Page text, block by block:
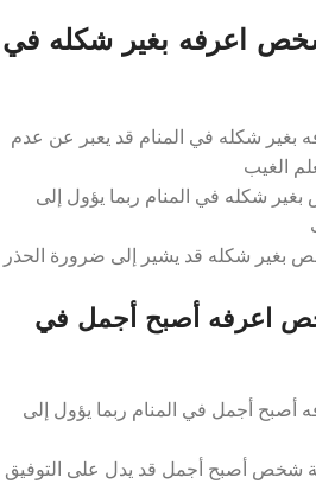
اعرفه بغير شكله في
شكله في المنام قد يعبر عن عدم
الغيب
شكله في المنام ربما يؤول إلى
بغير شكله قد يشير إلى ضرورة الحذر
اعرفه أصبح أجمل في
أجمل في المنام ربما يؤول إلى
شخص أصبح أجمل قد يدل على التوفيق